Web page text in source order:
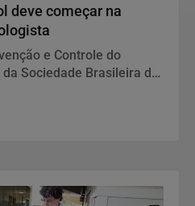
deve começar na
e Controle do
Sociedade Brasileira de
e atividade física.